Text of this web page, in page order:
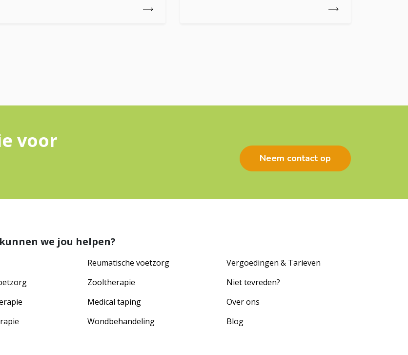
voor
Neem contact op
we jou helpen?
Reumatische voetzorg
Zooltherapie
Medical taping
Wondbehandeling
Vergoedingen & Tarieven
Niet tevreden?
Over ons
Blog